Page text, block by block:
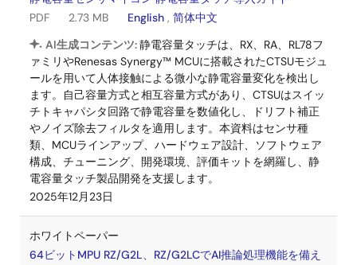
PDF
2.73 MB English , 简体中文
AI生成コンテンツ:静電容量タッチは、RX、RA、RL78フ
ァミリやRenesas Synergy™ MCUに搭載されたCTSUモジュ
ールを用いて人体接触による微小な静電容量変化を検出し
ます。自己容量方式と相互容量方式があり、CTSUはスイッ
チトキャパシタ回路で静電容量を数値化し、ドリフト補正
やノイズ除去フィルタを適用します。本資料はセンサ種
類、MCUラインアップ、ハードウェア設計、ソフトウェア
構成、チューニング、開発環境、評価キットを網羅し、静
電容量タッチ製品開発を支援します。
2025年12月23日
ホワイトペーパー
64ビットMPU RZ/G2L、RZ/G2LCでAI推論処理機能を備え